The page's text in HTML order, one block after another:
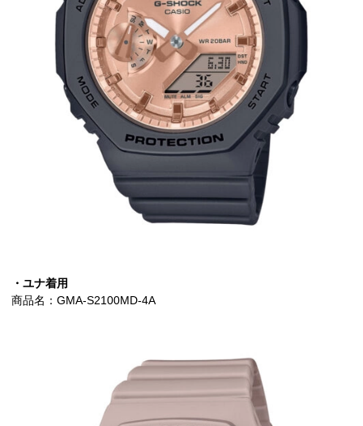
・ユナ着用
商品名：GMA-S2100MD-4A